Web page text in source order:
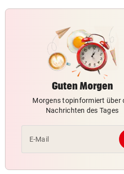
Guten Morgen
Morgens topinformiert über
Nachrichten des Tages
E-Mail